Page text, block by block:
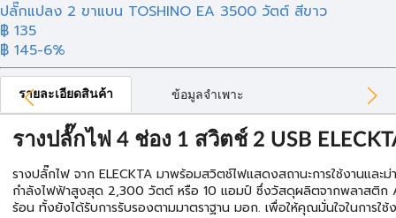
ปลั๊กแปลง 2 ขาแบน TOSHINO EA 3500 วัตต์ สีขาว
฿ 135
฿ 145-6%
รายละเอียดสินค้า ข้อมูลจำเพาะ
รางปลั๊กไฟ 4 ช่อง 1 สวิตช์ 2 USB
รางปลั๊กไฟ จาก ELECKTA มาพร้อมสวิตช์ไฟแสดงสถานะการใช้งานแล
กำลังไฟฟ้าสูงสุด 2,300 วัตต์ หรือ 10 แอมป์ ซึ่งวัสดุผลิตจากพลาสติก
ร้อน ทั้งยังได้รับการรับรองตามมาตราฐาน มอก. เพื่อให้คุณมั่นใจในการใช้